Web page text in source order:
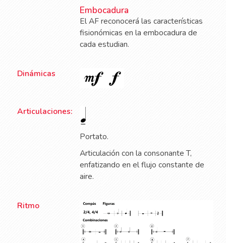
Embocadura
El AF reconocerá las características
fisionómicas en la embocadura de
cada estudian.
Dinámicas
Articulaciones:
Portato.
Articulación con la consonante T,
enfatizando en el flujo constante de
aire.
Ritmo